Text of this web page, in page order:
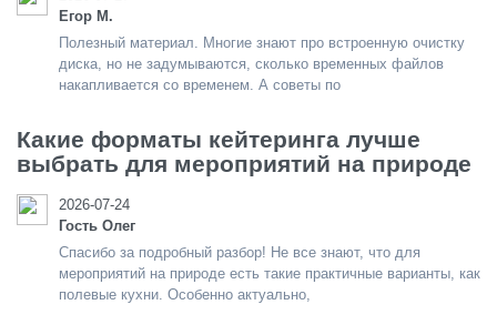
Егор М.
Полезный материал. Многие знают про встроенную очистку
диска, но не задумываются, сколько временных файлов
накапливается со временем. А советы по
Какие форматы кейтеринга лучше
выбрать для мероприятий на природе
2026-07-24
Гость Олег
Спасибо за подробный разбор! Не все знают, что для
мероприятий на природе есть такие практичные варианты, как
полевые кухни. Особенно актуально,